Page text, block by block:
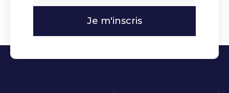
Je m'inscris